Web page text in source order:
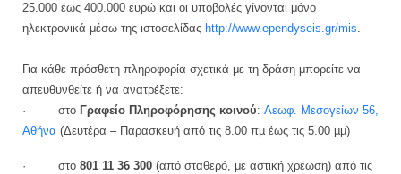
25.000 έως 400.000 ευρώ και οι υποβολές γίνονται μόνο
ηλεκτρονικά μέσω της ιστοσελίδας http://www.ependyseis.gr/mis.
Για κάθε πρόσθετη πληροφορία σχετικά με τη δράση μπορείτε να
απευθυνθείτε ή να ανατρέξετε:
·
στο Γραφείο Πληροφόρησης κοινού: Λεωφ. Μεσογείων 56,
Αθήνα (Δευτέρα – Παρασκευή από τις 8.00 πµ έως τις 5.00 µµ)
· στο 801 11 36 300 (από σταθερό, με αστική χρέωση) από τις